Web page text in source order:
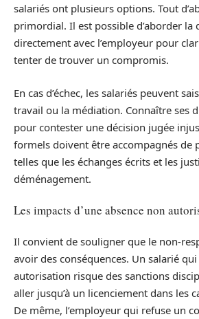
salariés ont plusieurs options. Tout
primordial. Il est possible d’aborder la
directement avec l’employeur pour
tenter de trouver un compromis.
En cas d’échec, les salariés peuvent
travail ou la médiation. Connaître ses
pour contester une décision jugée
formels doivent être accompagnés de
telles que les échanges écrits et les
déménagement.
Les impacts d’une absence non
Il convient de souligner que le non-
avoir des conséquences. Un salarié qui
autorisation risque des sanctions
aller jusqu’à un licenciement dans les
De même, l’employeur qui refuse un